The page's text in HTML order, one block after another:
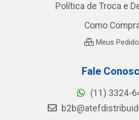
Política de Troca e
Como
Meus
Fale
(11) 3324-